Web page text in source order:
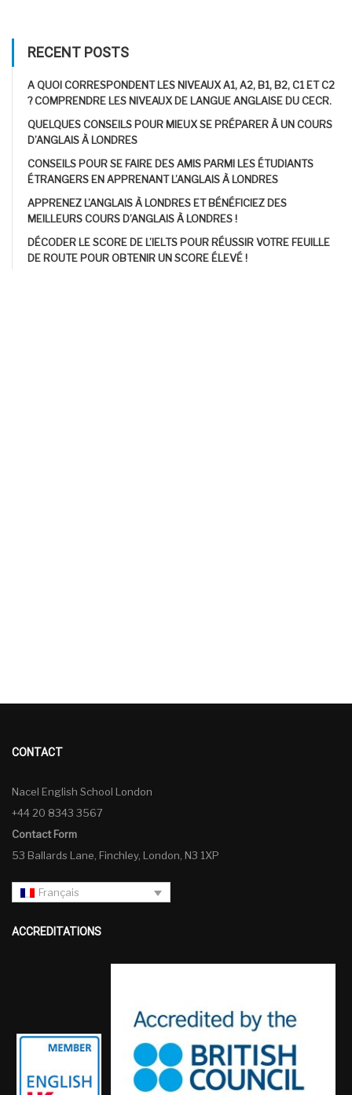
RECENT POSTS
A QUOI CORRESPONDENT LES NIVEAUX A1, A2, B1, B2, C1 ET C2
? COMPRENDRE LES NIVEAUX DE LANGUE ANGLAISE DU CECR.
QUELQUES CONSEILS POUR MIEUX SE PRÉPARER À UN COURS
D’ANGLAIS À LONDRES
CONSEILS POUR SE FAIRE DES AMIS PARMI LES ÉTUDIANTS
ÉTRANGERS EN APPRENANT L’ANGLAIS À LONDRES
APPRENEZ L’ANGLAIS À LONDRES ET BÉNÉFICIEZ DES
MEILLEURS COURS D’ANGLAIS À LONDRES !
DÉCODER LE SCORE DE L’IELTS POUR RÉUSSIR VOTRE FEUILLE
DE ROUTE POUR OBTENIR UN SCORE ÉLEVÉ !
CONTACT
Nacel English School London
+44 20 8343 3567
Contact Form
53 Ballards Lane, Finchley, London, N3 1XP
Français
ACCREDITATIONS